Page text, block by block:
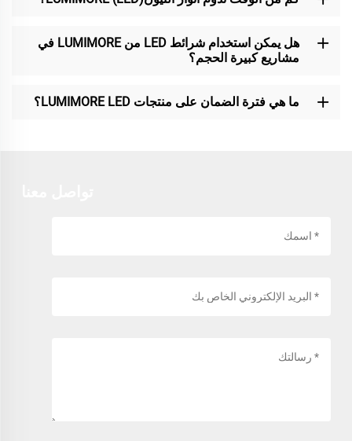
هل يمكن استخدام شرائط LED من LUMIMORE في
مشاريع كبيرة الحجم؟
ما هي فترة الضمان على منتجات LUMIMORE LED؟